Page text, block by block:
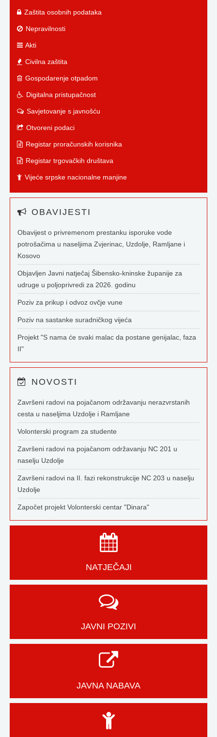
Zaštita osobnih podataka
Nepravilnosti
Akti
Civilna zaštita
Gospodarenje otpadom
Digitalna pristupačnost
Savjetovanje s javnošću
Otvoreni podaci
Registar proračunskih korisnika
Registar trgovačkih društava
Vijeće srpske nacionalne manjine
OBAVIJESTI
Obavijest o privremenom prestanku isporuke vode
potrošačima u naseljima Zvjerinac, Uzdolje, Ramljane i
Kosovo
Objavljen Javni natječaj Šibensko-kninske županije za
udruge u poljoprivredi za 2026. godinu
Poziv za prikup i odvoz ovčje vune
Poziv na sastanke suradničkog vijeća
Projekt "S nama će svaki malac da postane genijalac, faza
II"
NOVOSTI
Završeni radovi na pojačanom održavanju nerazvrstanih
cesta u naseljima Uzdolje i Ramljane
Volonterski program za studente
Završeni radovi na pojačanom održavanju NC 201 u
naselju Uzdolje
Završeni radovi na II. fazi rekonstrukcije NC 203 u naselju
Uzdolje
Započet projekt Volonterski centar "Dinara"
NATJEČAJI
JAVNI POZIVI
JAVNA NABAVA